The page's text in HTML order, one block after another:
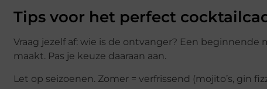
Tips voor het perfect
Vraag jezelf af: wie is de ontvanger? Een
maakt. Pas je keuze daaraan aan.
Let op seizoenen. Zomer = verfrissend (mojito’s, gin